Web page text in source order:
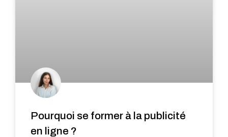
Pourquoi se former à la publicité
en ligne ?